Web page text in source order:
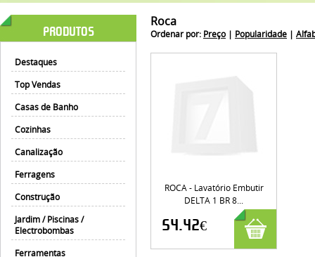
PRODUTOS
Destaques
Top Vendas
Casas de Banho
Cozinhas
Canalização
Ferragens
Construção
Jardim / Piscinas /
Electrobombas
Ferramentas
Roca
Ordenar por: Preço | Popularidade |
ROCA - Lavatório Embutir
DELTA 1 BR 8...
54.42€